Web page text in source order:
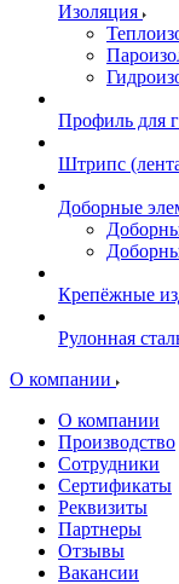
Изоляция
Профиль для
Штрипс
Доборные
Крепёжные
Рулонная
О компании
О компании
Производство
Сотрудники
Сертификаты
Реквизиты
Партнеры
Отзывы
Вакансии